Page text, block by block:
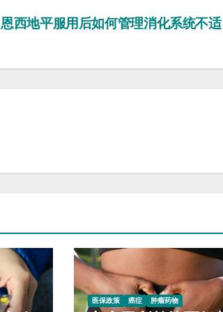
恩西地平服用后如何管理消化系统不
医保政策 癌症 肿瘤药物